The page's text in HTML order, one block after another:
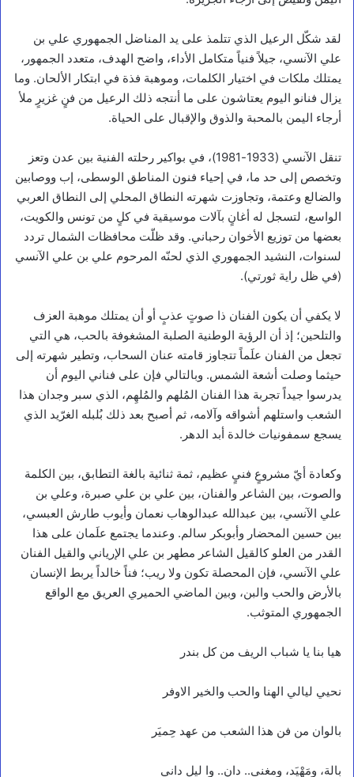
لقد شكّل الرعيل الذي تتلمذ على يد المناضل الجمهوري علي بن
علي الآنسي، جيلاً فنياً متكامل الأداء، واضح الهدف، متعدد الجمهور،
يمتلك ملكات في اختيار الكلمات، وموهبة فذة في ابتكار الألحان. وما
يزال فنانو اليوم يعتاشون على ما أنتجه ذلك الرعيل من فنٍ غزيرٍ ملأ
أرجاء اليمن بالمحبة والذوق والإقبال على الحياة.
تنقل الآنسي (1933-1981)، في بواكير رحلته الفنية بين عدن وتعز
وتخصص إلى حد ما، في إحياء فنون المناطق الوسطى، إب ووصابين
والضالع وعتمة، وتجاوزت شهرته النطاق المحلي إلى النطاق العربي
الواسع، لتسجل له أغانٍ بآلات موسيقية في كلٍ من تونس والكويت،
بعضها من توزيع الأخوان رحباني. وقد ظلّت محافظات الشمال تردد
لسنوات، النشيد الجمهوري الذي لحنّه المرحوم علي بن علي الآنسي
(في ظل راية ثورتي).
لا يكفي أن يكون الفنان ذا صوتٍ عذبٍ أو أن يمتلك موهبة العزف
والتلحين؛ إذ أن الرؤية الوطنية الصلبة المشغوفة بالحب، هي التي
تجعل من الفنان علَماً تتجاوز قامته عنان السحاب، وتطير شهرته إلى
حيثما وصلت أشعة الشمس. وبالتالي فإن على فناني اليوم أن
يدرسوا جيداً تجربة هذا الفنان المُلهم والمُلهِم، الذي سبر وجدان هذا
الشعب واستلهم أشواقه وآلامه، ثم أصبح بعد ذلك بُلبله الغرّيد الذي
يسجع سمفونيات خالدة أبد الدهر.
وكعادة أيّ مشروعٍ فنيٍ عظيم، ثمة ثنائية بالغة التطابق، بين الكلمة
والصوت، بين الشاعر والفنان، بين علي بن علي صبرة، وعلي بن
علي الآنسي، بين عبدالله عبدالوهاب نعمان وأيوب طارش العبسي،
بين حسين المحضار وأبوبكر سالم. وعندما يجتمع علَمان على هذا
القدر من العلو كالقيل الشاعر مطهر بن علي الإرياني والقيل الفنان
علي الآنسي، فإن المحصلة تكون ولا ريب؛ فناً خالداً يربط الإنسان
بالأرض والحب والبن، وبين الماضي الحميري العريق مع الواقع
الجمهوري المتوثب.
هيا بنا يا شباب الريف من كل بندر
نحيي ليالي الهنا والحب والخير الاوفر
بالوان من فن هذا الشعب من عهد حِميَر
بالة، ومَهْيَد، ومغنى.. دان.. وا ليل داني